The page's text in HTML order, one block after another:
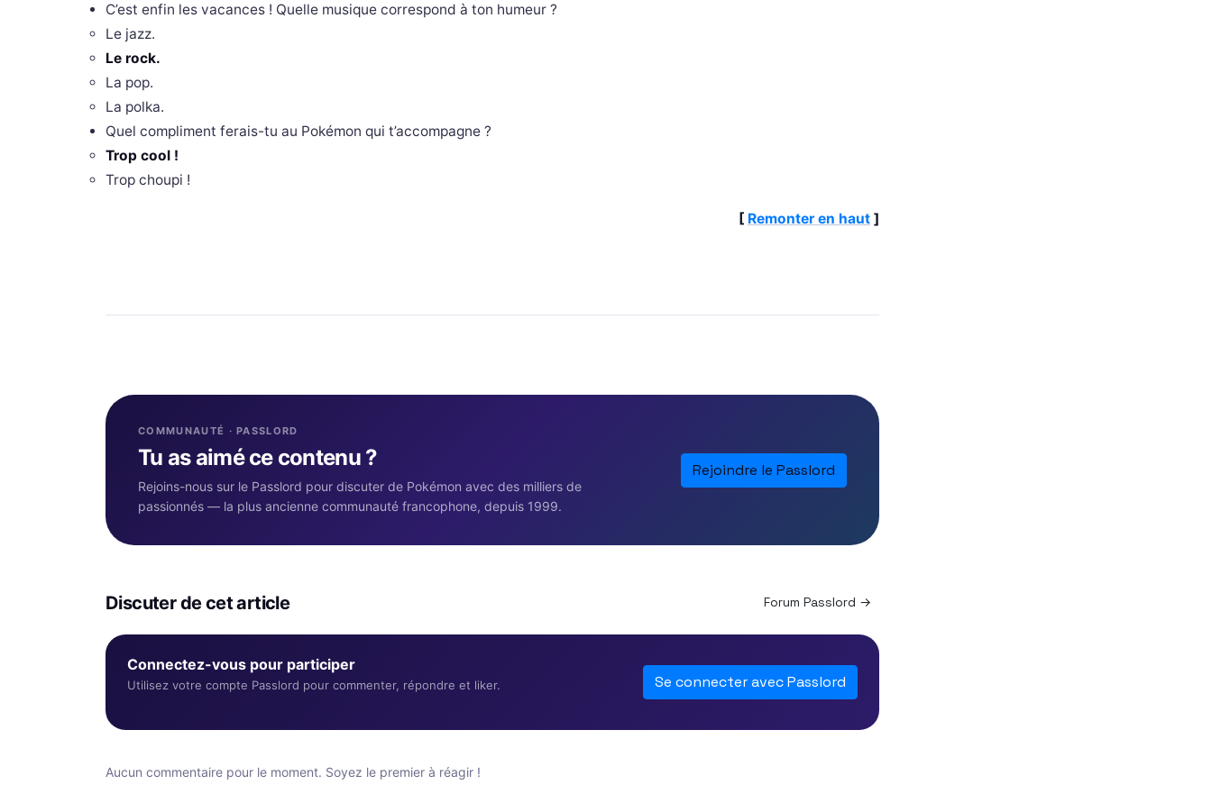
C’est enfin les vacances ! Quelle musique correspond à ton humeur ?
Le jazz.
Le rock.
La pop.
La polka.
Quel compliment ferais-tu au Pokémon qui t’accompagne ?
Trop cool !
Trop choupi !
[ Remonter en haut ]
COMMUNAUTÉ · PASSLORD
Tu as aimé ce contenu ?
Rejoins-nous sur le Passlord pour discuter de Pokémon avec des milliers de
passionnés — la plus ancienne communauté francophone, depuis 1999.
Rejoindre le Passlord
Discuter de cet article Forum Passlord →
Connectez-vous pour participer
Utilisez votre compte Passlord pour commenter, répondre et liker. Se connecter avec Passlord
Aucun commentaire pour le moment. Soyez le premier à réagir !